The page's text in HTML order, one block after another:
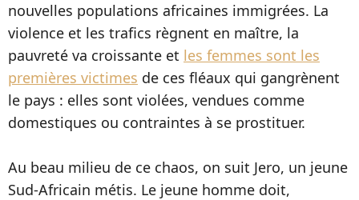
nouvelles populations africaines immigrées. La
violence et les trafics règnent en maître, la
pauvreté va croissante et les femmes sont les
premières victimes de ces fléaux qui gangrènent
le pays : elles sont violées, vendues comme
domestiques ou contraintes à se prostituer.
Au beau milieu de ce chaos, on suit Jero, un jeune
Sud-Africain métis. Le jeune homme doit,